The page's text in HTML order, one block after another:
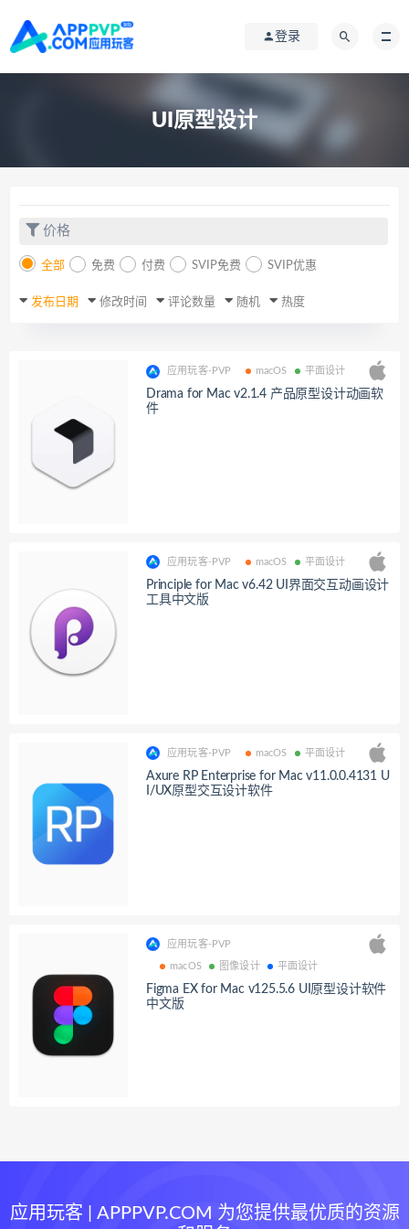
登录
UI原型设计
价格
全部 免费 付费 SVIP免费 SVIP优惠
发布日期 修改时间 评论数量 随机 热度
应用玩客-PVP macOS 平面设计
Drama for Mac v2.1.4 产品原型设计动画软
件
应用玩客-PVP macOS 平面设计
Principle for Mac v6.42 UI界面交互动画设计
工具中文版
应用玩客-PVP macOS 平面设计
Axure RP Enterprise for Mac v11.0.0.4131 U
I/UX原型交互设计软件
应用玩客-PVP
macOS 图像设计 平面设计
Figma EX for Mac v125.5.6 UI原型设计软件
中文版
应用玩客 | APPPVP.COM 为您提供最优质的资源